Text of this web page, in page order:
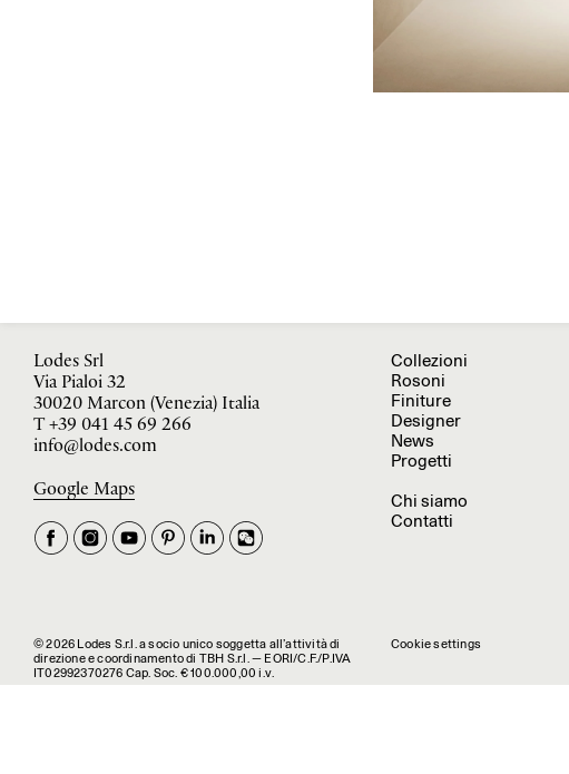
Lodes Srl
Via Pialoi 32
30020 Marcon (Venezia) Italia
T+39 041 45 69 266
info@lodes.com
Google Maps
Collezioni
Rosoni
Finiture
Designer
News
Progetti
Chi siamo
Contatti
Cookie settings
© 2026 Lodes S.r.l. a socio unico soggetta all’attività di
direzione e coordinamento di TBH S.r.l. — EORI/C.F./P.IVA
IT02992370276 Cap. Soc. € 100.000,00 i.v.